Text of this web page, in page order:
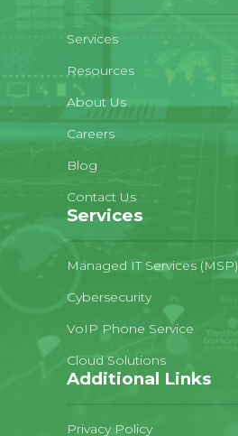
Services
Resources
About Us
Careers
Blog
Contact Us
Services
Managed IT Services (MSP)
Cybersecurity
VoIP Phone Service
Cloud Solutions
Additional Links
Privacy Policy